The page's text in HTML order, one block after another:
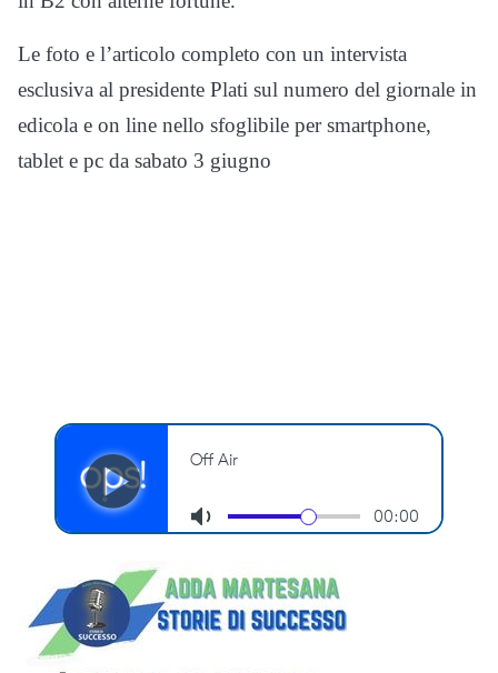
Le foto e l’articolo completo con un intervista
esclusiva al presidente Plati sul numero del giornale in
edicola e on line nello sfoglibile per smartphone,
tablet e pc da sabato 3 giugno